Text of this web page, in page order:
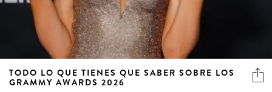
TODO LO QUE TIENES QUE SABER SOBRE LOS
GRAMMY AWARDS 2026